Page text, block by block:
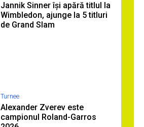
Jannik Sinner își apără titlul la
Wimbledon, ajunge la 5 titluri
de Grand Slam
Turnee
Alexander Zverev este
campionul Roland-Garros